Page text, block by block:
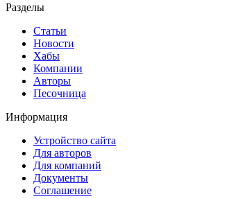
Разделы
Статьи
Новости
Хабы
Компании
Авторы
Песочница
Информация
Устройство сайта
Для авторов
Для компаний
Документы
Соглашение